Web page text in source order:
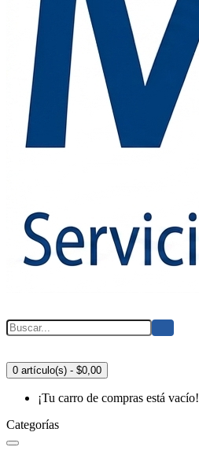
0 artículo(s) - $0,00
¡Tu carro de compras está vacío!
Categorías